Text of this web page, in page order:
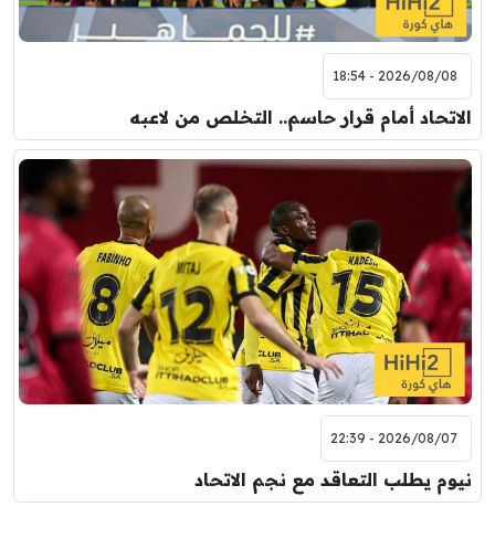
2026/08/08 - 18:54
الاتحاد أمام قرار حاسم.. التخلص من لاعبه
2026/08/07 - 22:39
نيوم يطلب التعاقد مع نجم الاتحاد